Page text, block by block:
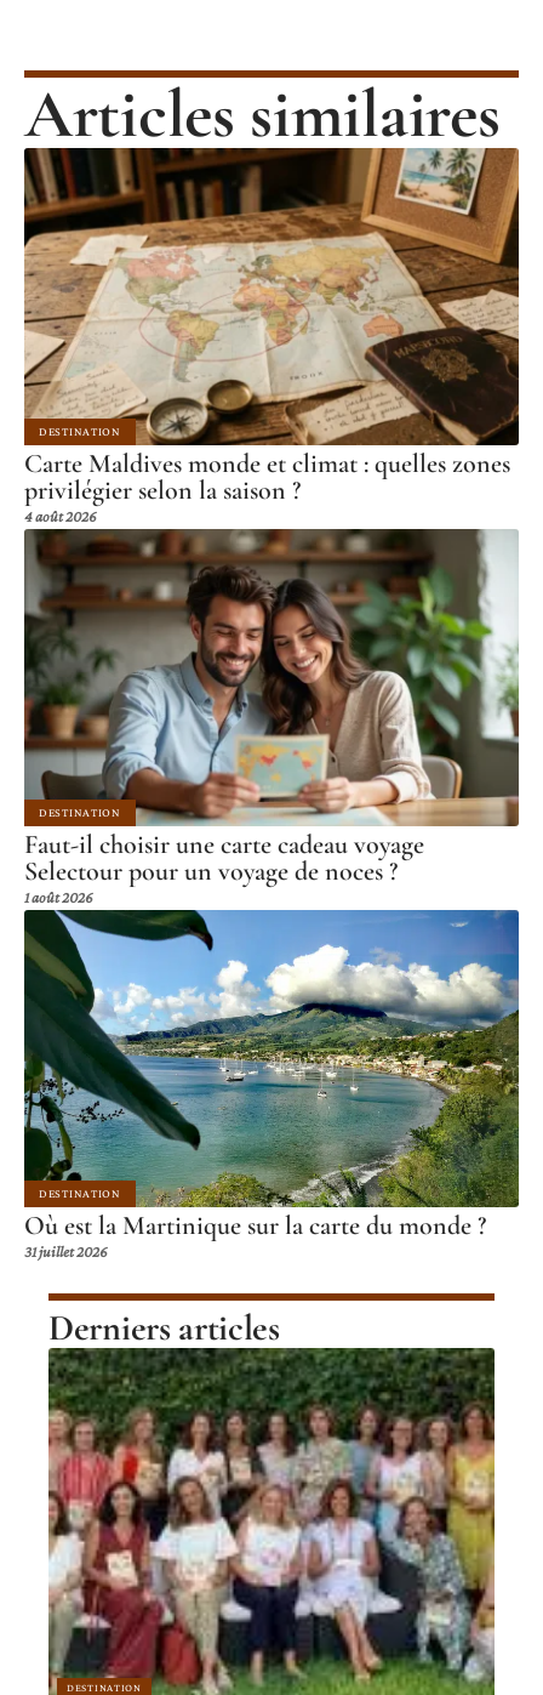
Articles similaires
DESTINATION
Carte Maldives monde et climat : quelles zones
privilégier selon la saison ?
4 août 2026
DESTINATION
Faut-il choisir une carte cadeau voyage
Selectour pour un voyage de noces ?
1 août 2026
DESTINATION
Où est la Martinique sur la carte du monde ?
31 juillet 2026
Derniers articles
DESTINATION